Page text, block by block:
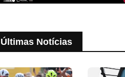
Últimas Notícias